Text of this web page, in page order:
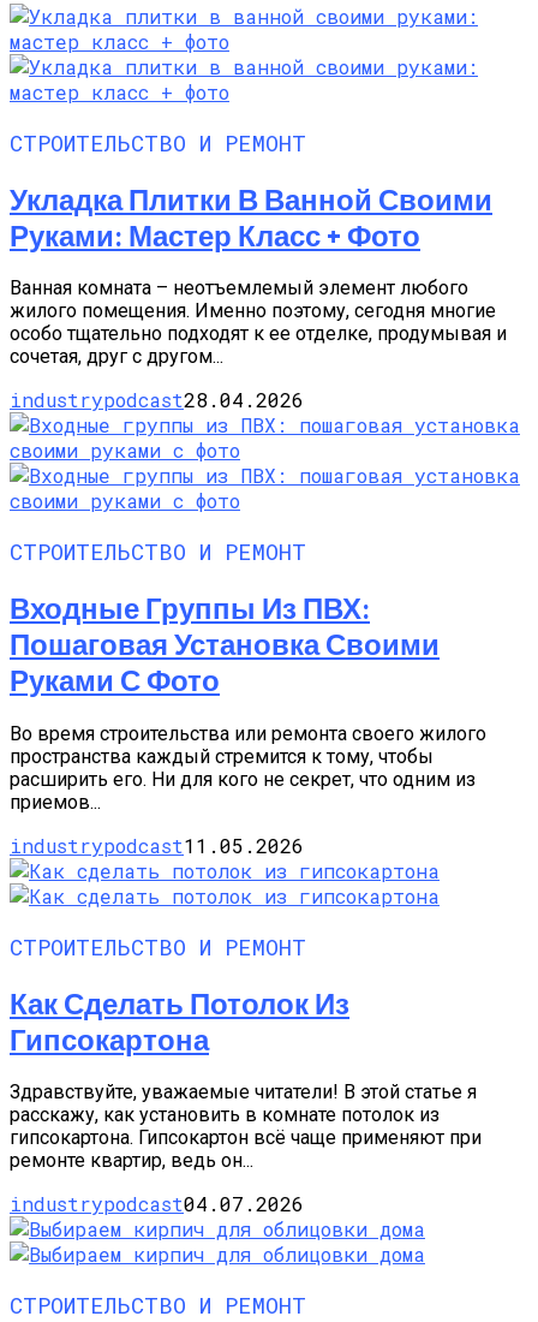
СТРОИТЕЛЬСТВО И РЕМОНТ
Укладка Плитки В Ванной Своими
Руками: Мастер Класс + Фото
Ванная комната – неотъемлемый элемент любого
жилого помещения. Именно поэтому, сегодня многие
особо тщательно подходят к ее отделке, продумывая и
сочетая, друг с другом...
industrypodcast28.04.2026
СТРОИТЕЛЬСТВО И РЕМОНТ
Входные Группы Из ПВХ:
Пошаговая Установка Своими
Руками С Фото
Во время строительства или ремонта своего жилого
пространства каждый стремится к тому, чтобы
расширить его. Ни для кого не секрет, что одним из
приемов...
industrypodcast11.05.2026
СТРОИТЕЛЬСТВО И РЕМОНТ
Как Сделать Потолок Из
Гипсокартона
Здравствуйте, уважаемые читатели! В этой статье я
расскажу, как установить в комнате потолок из
гипсокартона. Гипсокартон всё чаще применяют при
ремонте квартир, ведь он...
industrypodcast04.07.2026
СТРОИТЕЛЬСТВО И РЕМОНТ